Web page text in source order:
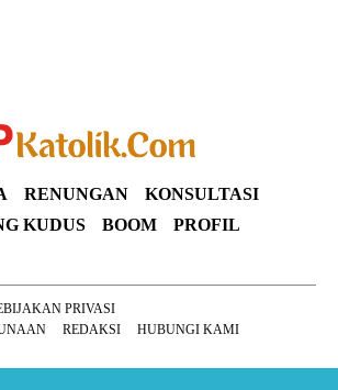
RENUNGAN
KONSULTASI
KUDUS BOOM
PROFIL
PRIVASI
REDAKSI HUBUNGI KAMI